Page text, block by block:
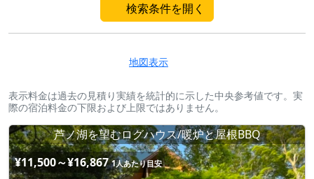
検索条件を開く
地図表示
表示料金は過去の見積り実績を統計的に示した中央参考値です。実
際の宿泊料金の下限および上限ではありません。
芦ノ湖を望むログハウス/暖炉と屋根BBQ
¥11,500～¥16,867 1人あたり目安